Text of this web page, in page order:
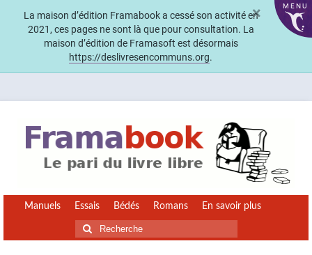
×
La maison d’édition Framabook a cessé son activité en
2021, ces pages ne sont là que pour consultation. La
maison d’édition de Framasoft est désormais
https://deslivresencommuns.org.
MENU
Manuels Essais Bédés Romans En savoir plus
Rechercher
: